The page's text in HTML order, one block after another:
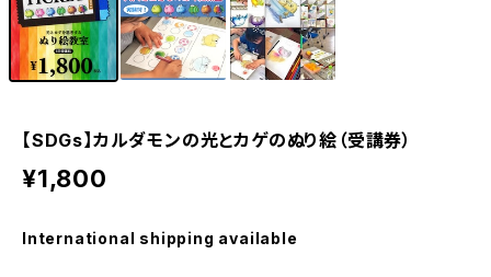
【SDGs】カルダモンの光とカゲのぬり絵（受講券）
¥1,800
International shipping available